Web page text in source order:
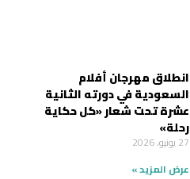
انطلاق مهرجان أفلام
السعودية في دورته الثانية
عشرة تحت شعار «كل حكاية
رحلة»
27 يونيو، 2026
عرض المزيد »